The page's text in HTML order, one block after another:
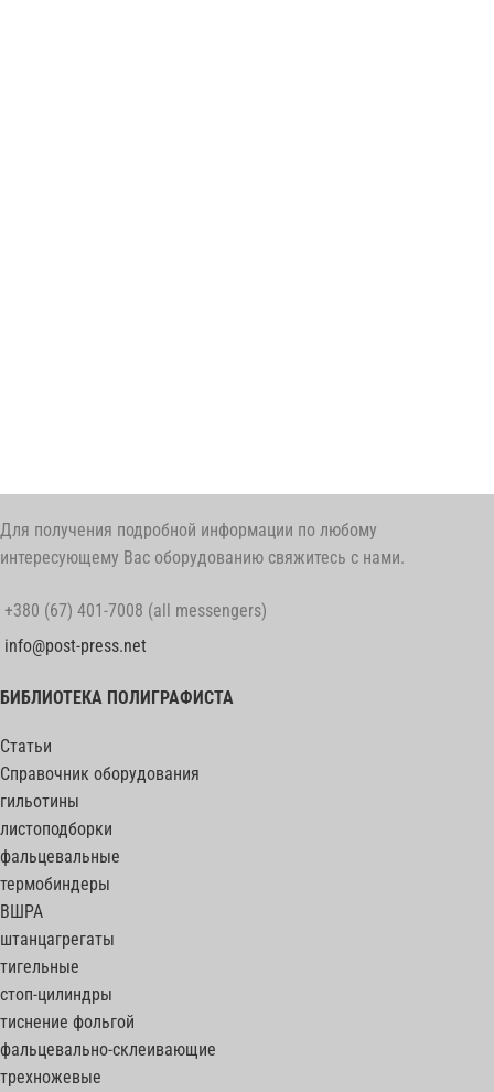
Для получения подробной информации по любому
интересующему Вас оборудованию свяжитесь с нами.
+380 (67) 401-7008 (all messengers)
info@post-press.net
БИБЛИОТЕКА ПОЛИГРАФИСТА
Статьи
Справочник оборудования
гильотины
листоподборки
фальцевальные
термобиндеры
ВШРА
штанцагрегаты
тигельные
стоп-цилиндры
тиснение фольгой
фальцевально-склеивающие
трехножевые